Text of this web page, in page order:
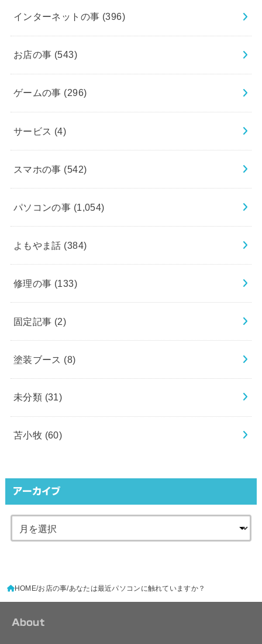
インターネットの事 (396)
お店の事 (543)
ゲームの事 (296)
サービス (4)
スマホの事 (542)
パソコンの事 (1,054)
よもやま話 (384)
修理の事 (133)
固定記事 (2)
塗装ブース (8)
未分類 (31)
苫小牧 (60)
アーカイブ
HOME お店の事 あなたは最近パソコンに触れていますか？
About